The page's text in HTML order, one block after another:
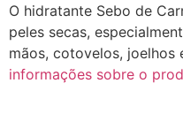
O hidratante Sebo de
peles secas,
mãos, cotovelos, joelhos
informações sobre o